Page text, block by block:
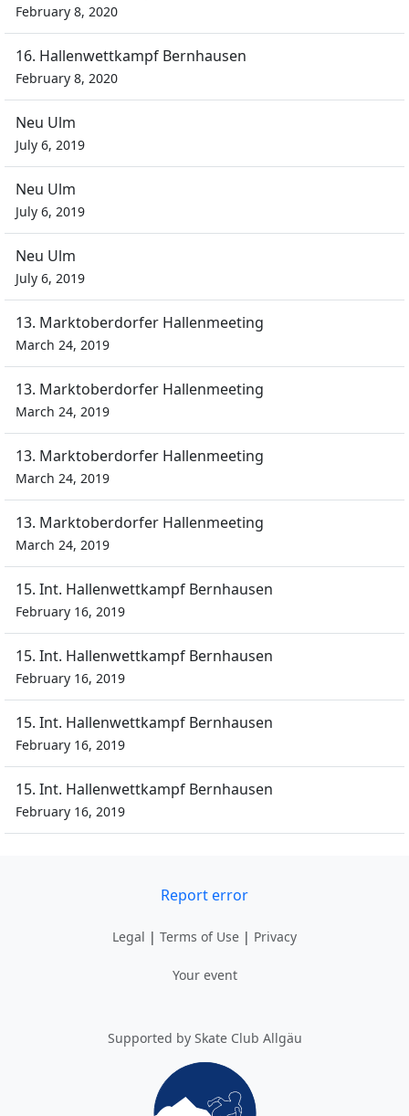
February 8, 2020
16. Hallenwettkampf Bernhausen
February 8, 2020
Neu Ulm
July 6, 2019
Neu Ulm
July 6, 2019
Neu Ulm
July 6, 2019
13. Marktoberdorfer Hallenmeeting
March 24, 2019
13. Marktoberdorfer Hallenmeeting
March 24, 2019
13. Marktoberdorfer Hallenmeeting
March 24, 2019
13. Marktoberdorfer Hallenmeeting
March 24, 2019
15. Int. Hallenwettkampf Bernhausen
February 16, 2019
15. Int. Hallenwettkampf Bernhausen
February 16, 2019
15. Int. Hallenwettkampf Bernhausen
February 16, 2019
15. Int. Hallenwettkampf Bernhausen
February 16, 2019
Report error
Legal | Terms of Use | Privacy
Your event
Supported by Skate Club Allgäu